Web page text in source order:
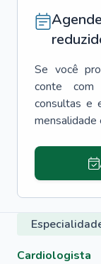
Se você
conte
consultas e
mensalidade
Cardiologista